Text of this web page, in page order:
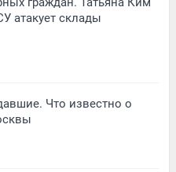
атакует склады
Что известно о